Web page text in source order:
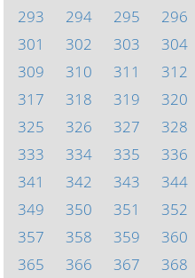
293
294 295 296
301
302 303 304
309
310 311 312
317
318 319 320
325
326 327 328
333
334 335 336
341
342 343 344
349
350 351 352
357
358 359 360
365
366 367 368